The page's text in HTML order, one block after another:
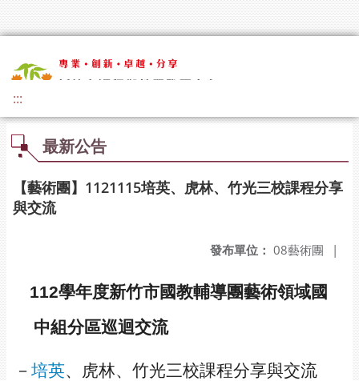
:::
最新公告
【藝術團】1121115培英、虎林、竹光三校課程分享
與交流
發布單位： 08藝術團 |
112學年度新竹市國教輔導團藝術領域國
中組分區巡迴交流
－ 培英、虎林、竹光三校課程分享與交流